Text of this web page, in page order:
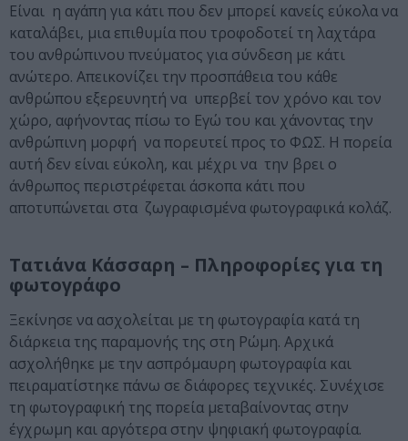
Είναι η αγάπη για κάτι που δεν μπορεί κανείς εύκολα να
καταλάβει, μια επιθυμία που τροφοδοτεί τη λαχτάρα
του ανθρώπινου πνεύματος για σύνδεση με κάτι
ανώτερο. Απεικονίζει την προσπάθεια του κάθε
ανθρώπου εξερευνητή να υπερβεί τον χρόνο και τον
χώρο, αφήνοντας πίσω το Εγώ του και χάνοντας την
ανθρώπινη μορφή να πορευτεί προς το ΦΩΣ. Η πορεία
αυτή δεν είναι εύκολη, και μέχρι να την βρει ο
άνθρωπος περιστρέφεται άσκοπα κάτι που
αποτυπώνεται στα ζωγραφισμένα φωτογραφικά κολάζ.
Τατιάνα Κάσσαρη – Πληροφορίες για τη
φωτογράφο
Ξεκίνησε να ασχολείται με τη φωτογραφία κατά τη
διάρκεια της παραμονής της στη Ρώμη. Αρχικά
ασχολήθηκε με την ασπρόμαυρη φωτογραφία και
πειραματίστηκε πάνω σε διάφορες τεχνικές. Συνέχισε
τη φωτογραφική της πορεία μεταβαίνοντας στην
έγχρωμη και αργότερα στην ψηφιακή φωτογραφία.